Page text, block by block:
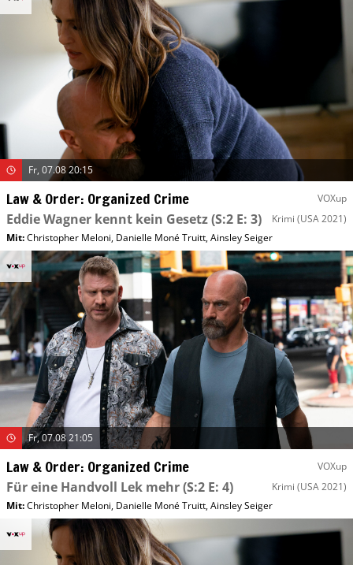
Fr, 07.08 20:15
Law & Order: Organized Crime VOXup
Eddie Wagner kennt kein Gesetz(S:2 E: 3) Krimi (USA 2021)
Mit:Christopher Meloni, Danielle Moné Truitt,Ainsley Seiger
Fr, 07.08 21:05
Law & Order: Organized Crime VOXup
Für eine Handvoll Lek mehr(S:2 E: 4) Krimi (USA 2021)
Mit:Christopher Meloni, Danielle Moné Truitt,Ainsley Seiger